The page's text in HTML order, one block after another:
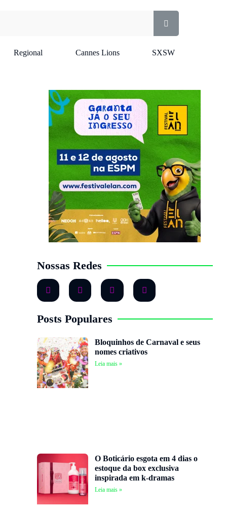
Regional Cannes Lions SXSW
Nossas Redes
Posts Populares
Bloquinhos de Carnaval e seus
nomes criativos
Leia mais »
O Boticário esgota em 4 dias o
estoque da box exclusiva
inspirada em k-dramas
Leia mais »